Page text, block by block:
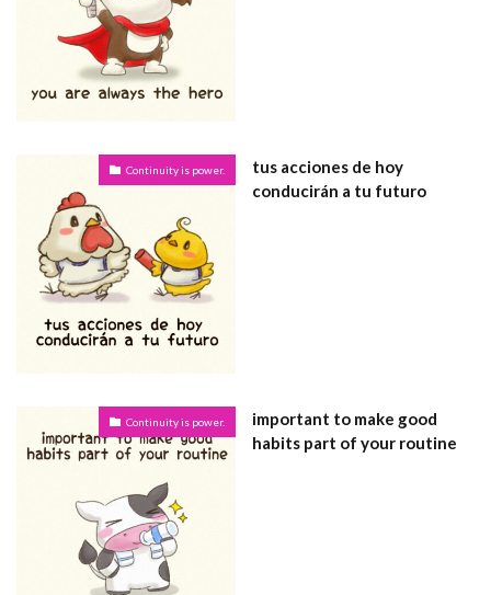
Continuity is power.
tus acciones de hoy
conducirán a tu futuro
Continuity is power.
important to make good
habits part of your routine